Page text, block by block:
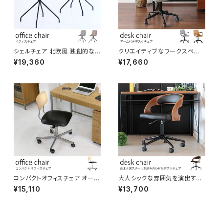
シェルチェア 北欧風 独創的な
背面デザイン くすみカラー 疲れ
にくい設計 オフィス空間 カフェ
¥19,360
クリエイティブなワークスペー
スにぴったりのスタイリッシュデ
スクチェア アーム付き グレー系
パクトオフィスチェア PCチェア
クリエイター椅子 在宅ワーク テ
レワーク モダン インテリア
¥17,660
コンパクトオフィスチェア オーク
材背もたれ 座面高さ43-57cm
シンプル 落ち着いたデザイン 高
¥15,110
大人シックな雰囲気を演出する
おしゃれなデスクチェア 曲木を
使用したデザイン性の高い椅子
¥13,700